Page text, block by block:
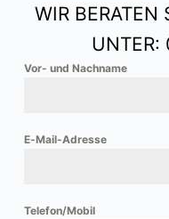
WIR BERATEN
Vor- und Nachname
E-Mail-Adresse
Telefon/Mobil